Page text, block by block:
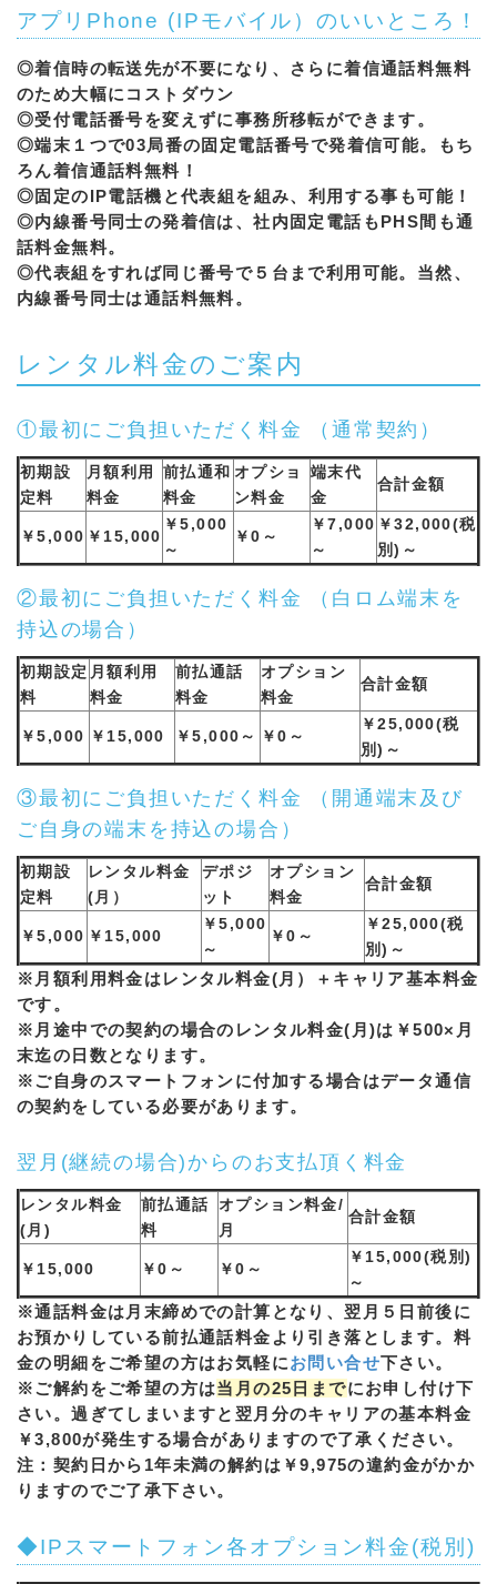
アプリPhone (IPモバイル）のいいところ！
◎着信時の転送先が不要になり、さらに着信通話料無料
のため大幅にコストダウン
◎受付電話番号を変えずに事務所移転ができます。
◎端末１つで03局番の固定電話番号で発着信可能。もち
ろん着信通話料無料！
◎固定のIP電話機と代表組を組み、利用する事も可能！
◎内線番号同士の発着信は、社内固定電話もPHS間も通
話料金無料。
◎代表組をすれば同じ番号で５台まで利用可能。当然、
内線番号同士は通話料無料。
レンタル料金のご案内
①最初にご負担いただく料金 （通常契約）
初期設
定料
月額利用
料金
前払通和
料金
オプショ
ン料金
端末代
金
合計金額
￥5,000 ￥15,000
￥5,000
～
￥0～
￥7,000
～
￥32,000(税
別)～
②最初にご負担いただく料金 （白ロム端末を
持込の場合）
初期設定
料
月額利用
料金
前払通話
料金
オプション
料金
合計金額
￥5,000 ￥15,000 ￥5,000～ ￥0～
￥25,000(税
別)～
③最初にご負担いただく料金 （開通端末及び
ご自身の端末を持込の場合）
初期設
定料
レンタル料金
(月）
デポジ
ット
オプション
料金
合計金額
￥5,000 ￥15,000
￥5,000
～
￥0～
￥25,000(税
別)～
※月額利用料金はレンタル料金(月）＋キャリア基本料金
です。
※月途中での契約の場合のレンタル料金(月)は￥500×月
末迄の日数となります。
※ご自身のスマートフォンに付加する場合はデータ通信
の契約をしている必要があります。
翌月(継続の場合)からのお支払頂く料金
レンタル料金
(月)
前払通話
料
オプション料金/
月
合計金額
￥15,000 ￥0～ ￥0～
￥15,000(税別)
～
※通話料金は月末締めでの計算となり、翌月５日前後に
お預かりしている前払通話料金より引き落とします。料
金の明細をご希望の方はお気軽にお問い合せ下さい。
※ご解約をご希望の方は当月の25日までにお申し付け下
さい。過ぎてしまいますと翌月分のキャリアの基本料金
￥3,800が発生する場合がありますので了承ください。
注：契約日から1年未満の解約は￥9,975の違約金がかか
りますのでご了承下さい。
◆IPスマートフォン各オプション料金(税別)